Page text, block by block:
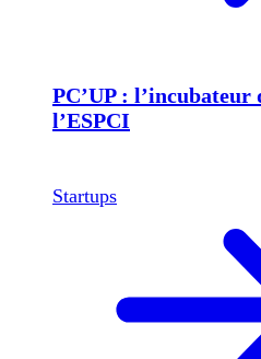
PC’UP : l’incubateur
l’ESPCI
Startups